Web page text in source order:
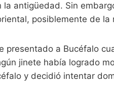
antigüedad. Sin
posiblemente de la
presentado a Bucéfalo
jinete había logrado
y decidió intentar